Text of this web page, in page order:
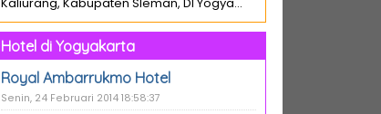
Hotel di Yogyakarta
Royal Ambarrukmo Hotel
Senin, 24 Februari 2014 18:58:37